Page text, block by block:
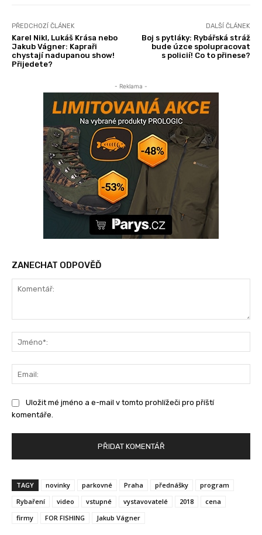
PŘEDCHOZÍ ČLÁNEK
Karel Nikl, Lukáš Krása nebo
Jakub Vágner: Kapraři
chystají nadupanou show!
Přijedete?
DALŠÍ ČLÁNEK
Boj s pytláky: Rybářská stráž
bude úzce spolupracovat
s policií! Co to přinese?
- Reklama -
ZANECHAT ODPOVĚĎ
Uložit mé jméno a e-mail v tomto prohlížeči pro příští
komentáře.
TAGY novinky parkovné Praha přednášky
program
Rybaření
video vstupné vystavovatelé 2018
cena
firmy
FOR FISHING Jakub Vágner